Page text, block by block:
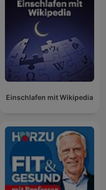
Einschlafen mit Wikipedia